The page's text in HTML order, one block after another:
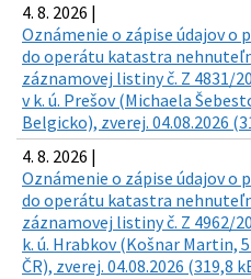
4. 8. 2026 |
Oznámenie o zápise údajov o
do operátu katastra
záznamovej listiny č. Z 4831/
v k. ú. Prešov (Michaela
Belgicko), zverej. 04.08.2026
4. 8. 2026 |
Oznámenie o zápise údajov o
do operátu katastra
záznamovej listiny č. Z 4962/
k. ú. Hrabkov (Košnar Martin,
ČR), zverej. 04.08.2026 (319,8